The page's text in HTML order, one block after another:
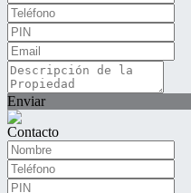
Enviar
Contacto